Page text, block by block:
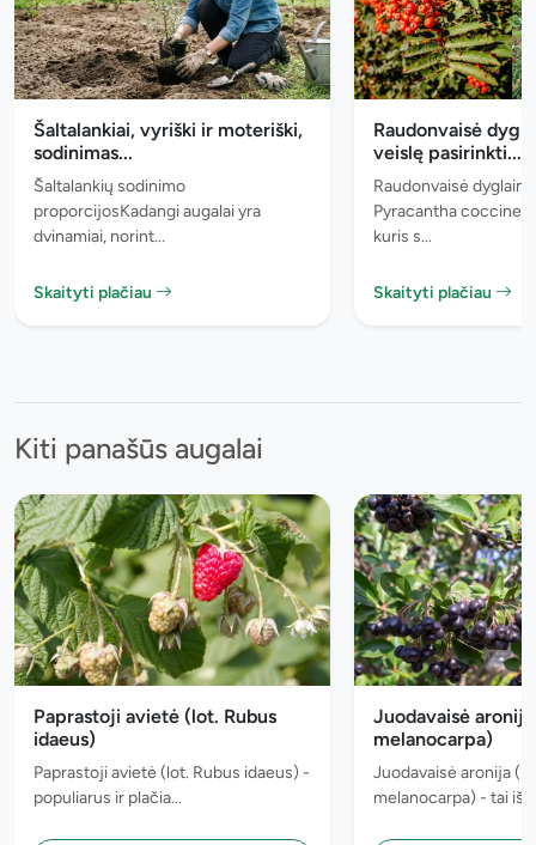
Šaltalankiai, vyriški ir moteriški,
sodinimas...
Šaltalankių sodinimo
proporcijosKadangi augalai yra
dvinamiai, norint...
Skaityti plačiau
Raudonvaisė
veislę pasirinkti...
Raudonvaisė
Pyracantha
kuris s...
Skaityti plačiau
Kiti panašūs augalai
Paprastoji avietė (lot. Rubus
idaeus)
Paprastoji avietė (lot. Rubus idaeus) -
populiarus ir plačia...
Juodavaisė
melanocarpa)
Juodavaisė aronija
melanocarpa) - tai iš